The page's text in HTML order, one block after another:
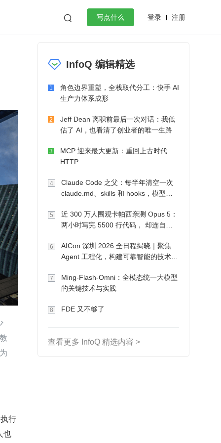
 写点什么 登录 注册
微服务架构 flutter
行
也
InfoQ 编辑精选
1
角色边界重塑，全栈取代分工：快手 AI
生产力体系成形
2
Jeff Dean 离职前最后一次对话：我低
估了 AI，也看清了创业者的唯一生路
3
MCP 迎来最大更新：重回上古时代
HTTP
4
Claude Code 之父：每半年清空一次
claude.md、skills 和 hooks，模型自
5
近 300 万人围观卡帕西亲测 Opus 5：
两小时写完 5500 行代码， 却连自己
6
AICon 深圳 2026 全日程揭晓｜聚焦
Agent 工程化，构建可靠智能的技术路
7
Ming-Flash-Omni：全模态统一大模型
的关键技术与实践
8 FDE 又不够了
查看更多 InfoQ 精选内容 >